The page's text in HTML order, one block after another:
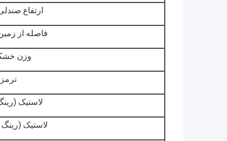
ارتفاع
فاصله از
وزن
لاستیک
لاستیک